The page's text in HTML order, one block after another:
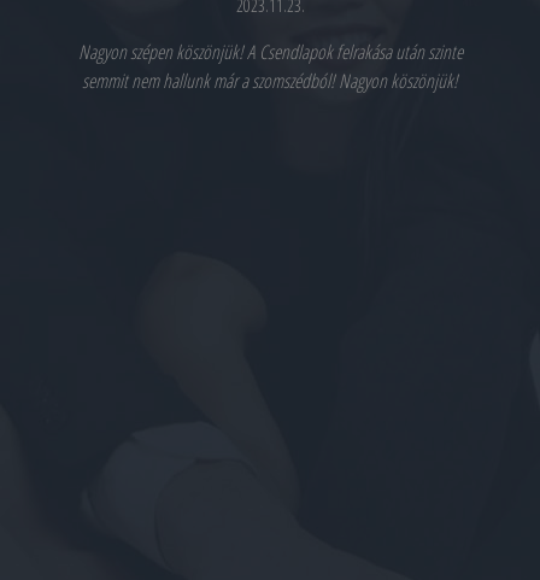
2023.11.23.
Nagyon szépen köszönjük! A Csendlapok felrakása után szinte
semmit nem hallunk már a szomszédból! Nagyon köszönjük!